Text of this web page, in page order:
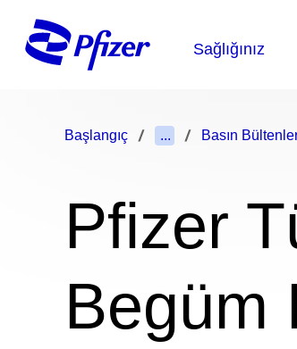
Başlangıç ... Basın
Pfizer